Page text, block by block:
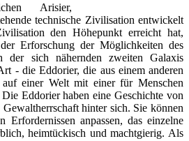
Arisier,
technische Zivilisation entwickelt
den Höhepunkt erreicht hat,
Erforschung der Möglichkeiten des
der sich nähernden zweiten Galaxis
- die Eddorier, die aus einem anderen
einer Welt mit einer für Menschen
Eddorier haben eine Geschichte von
hinter sich. Sie können
Erfordernissen anpassen, das einzelne
heimtückisch und machtgierig. Als